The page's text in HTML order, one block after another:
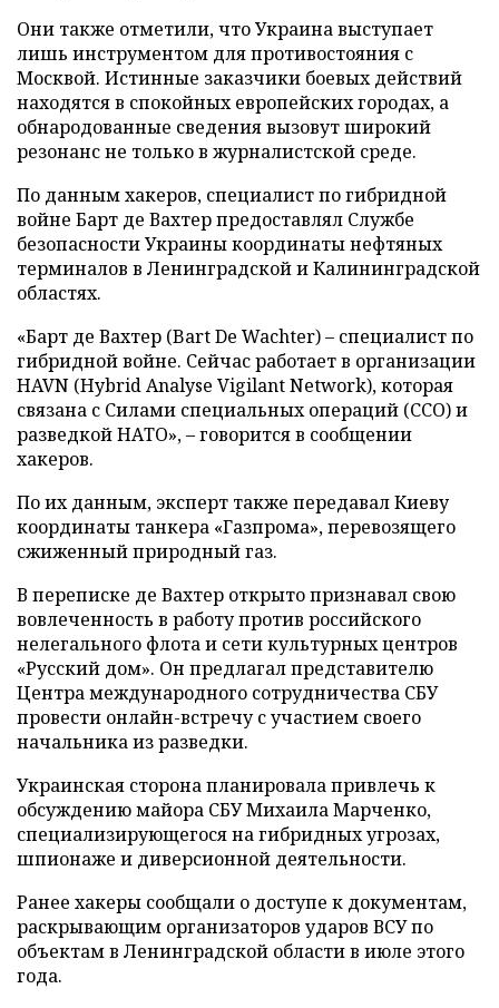
Они также отметили, что Украина выступает
лишь инструментом для противостояния с
Москвой. Истинные заказчики боевых действий
находятся в спокойных европейских городах, а
обнародованные сведения вызовут широкий
резонанс не только в журналистской среде.
По данным хакеров, специалист по гибридной
войне Барт де Вахтер предоставлял Службе
безопасности Украины координаты нефтяных
терминалов в Ленинградской и Калининградской
областях.
«Барт де Вахтер (Bart De Wachter) – специалист по
гибридной войне. Сейчас работает в организации
HAVN (Hybrid Analyse Vigilant Network), которая
связана с Силами специальных операций (ССО) и
разведкой НАТО», – говорится в сообщении
хакеров.
По их данным, эксперт также передавал Киеву
координаты танкера «Газпрома», перевозящего
сжиженный природный газ.
В переписке де Вахтер открыто признавал свою
вовлеченность в работу против российского
нелегального флота и сети культурных центров
«Русский дом». Он предлагал представителю
Центра международного сотрудничества СБУ
провести онлайн-встречу с участием своего
начальника из разведки.
Украинская сторона планировала привлечь к
обсуждению майора СБУ Михаила Марченко,
специализирующегося на гибридных угрозах,
шпионаже и диверсионной деятельности.
Ранее хакеры сообщали о доступе к документам,
раскрывающим организаторов ударов ВСУ по
объектам в Ленинградской области в июле этого
года.